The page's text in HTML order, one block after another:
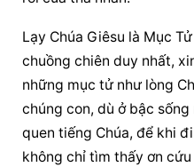
Lạy Chúa Giêsu là Mục
chuồng chiên duy nhất,
những mục tử như lòng
chúng con, dù ở bậc
quen tiếng Chúa, để khi
không chỉ tìm thấy ơn